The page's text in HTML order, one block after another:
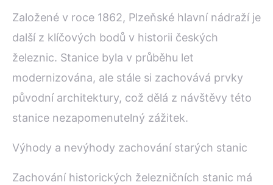
Založené v roce 1862, Plzeňské hlavní nádraží je
další z klíčových bodů v historii českých
železnic. Stanice byla v průběhu let
modernizována, ale stále si zachovává prvky
původní architektury, což dělá z návštěvy této
stanice nezapomenutelný zážitek.
Výhody a nevýhody zachování starých stanic
Zachování historických železničních stanic má